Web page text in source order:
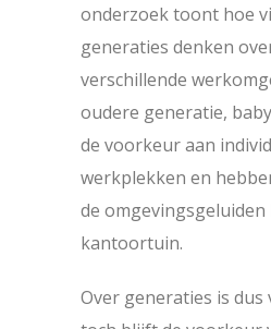
onderzoek toont hoe
generaties denken
verschillende
oudere generatie,
de voorkeur aan
werkplekken en
de omgevingsgeluiden
kantoortuin.
Over generaties is dus